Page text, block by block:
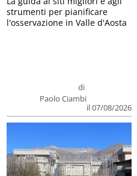
di
Paolo Ciambi
il 07/08/2026
strumenti per pianificare
l'osservazione in Valle d'Aosta